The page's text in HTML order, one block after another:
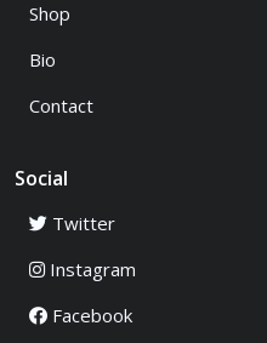
Shop
Bio
Contact
Social
Twitter
Instagram
Facebook